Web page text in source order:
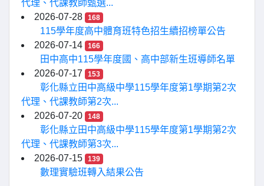
代理、代課教師甄選...
2026-07-28
168
115學年度高中體育班特色招生續招榜單公告
2026-07-14
166
田中高中115學年度國、高中部新生班導師名單
2026-07-17
153
彰化縣立田中高級中學115學年度第1學期第2次
代理、代課教師第2次...
2026-07-20
148
彰化縣立田中高級中學115學年度第1學期第2次
代理、代課教師第3次...
2026-07-15
139
數理實驗班轉入結果公告